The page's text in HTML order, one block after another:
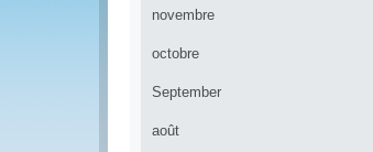
novembre
octobre
September
août